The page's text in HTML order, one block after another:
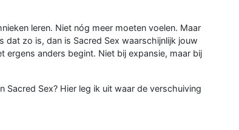
leren. Niet nóg meer moeten voelen. Maar
zo is, dan is Sacred Sex waarschijnlijk jouw
anders begint. Niet bij expansie, maar bij
Sacred Sex? Hier leg ik uit waar de verschuiving